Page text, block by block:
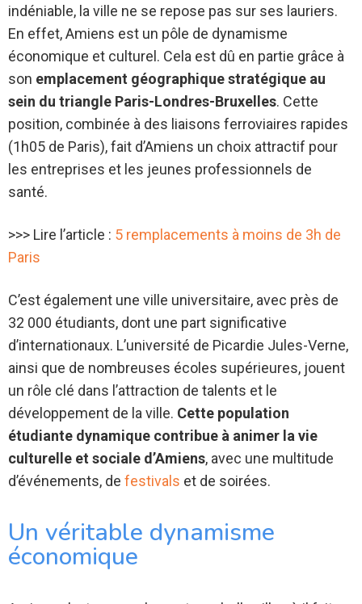
indéniable, la ville ne se repose pas sur ses lauriers.
En effet, Amiens est un pôle de dynamisme
économique et culturel. Cela est dû en partie grâce à
son emplacement géographique stratégique au
sein du triangle Paris-Londres-Bruxelles. Cette
position, combinée à des liaisons ferroviaires rapides
(1h05 de Paris), fait d’Amiens un choix attractif pour
les entreprises et les jeunes professionnels de
santé.
>>> Lire l’article : 5 remplacements à moins de 3h de
Paris
C’est également une ville universitaire, avec près de
32 000 étudiants, dont une part significative
d’internationaux. L’université de Picardie Jules-Verne,
ainsi que de nombreuses écoles supérieures, jouent
un rôle clé dans l’attraction de talents et le
développement de la ville. Cette population
étudiante dynamique contribue à animer la vie
culturelle et sociale d’Amiens, avec une multitude
d’événements, de festivals et de soirées.
Un véritable dynamisme
économique